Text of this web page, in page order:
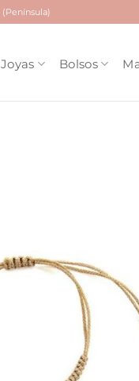
(Península)
Joyas Bolsos